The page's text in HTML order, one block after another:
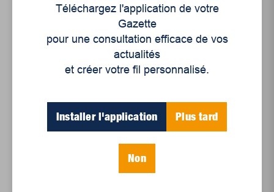
un festival des récoltes sera également organisé
pour célébrer les réalisations des élèves.
Dans les années à venir, les fonds permettront la
construction d’une chambre froide, d’une serre et
d’un pavillon extérieur.
Téléchargez l'application de votre
Gazette
pour une consultation efficace de vos
actualités
et créer votre fil personnalisé.
Installer l'application Plus tard
Non